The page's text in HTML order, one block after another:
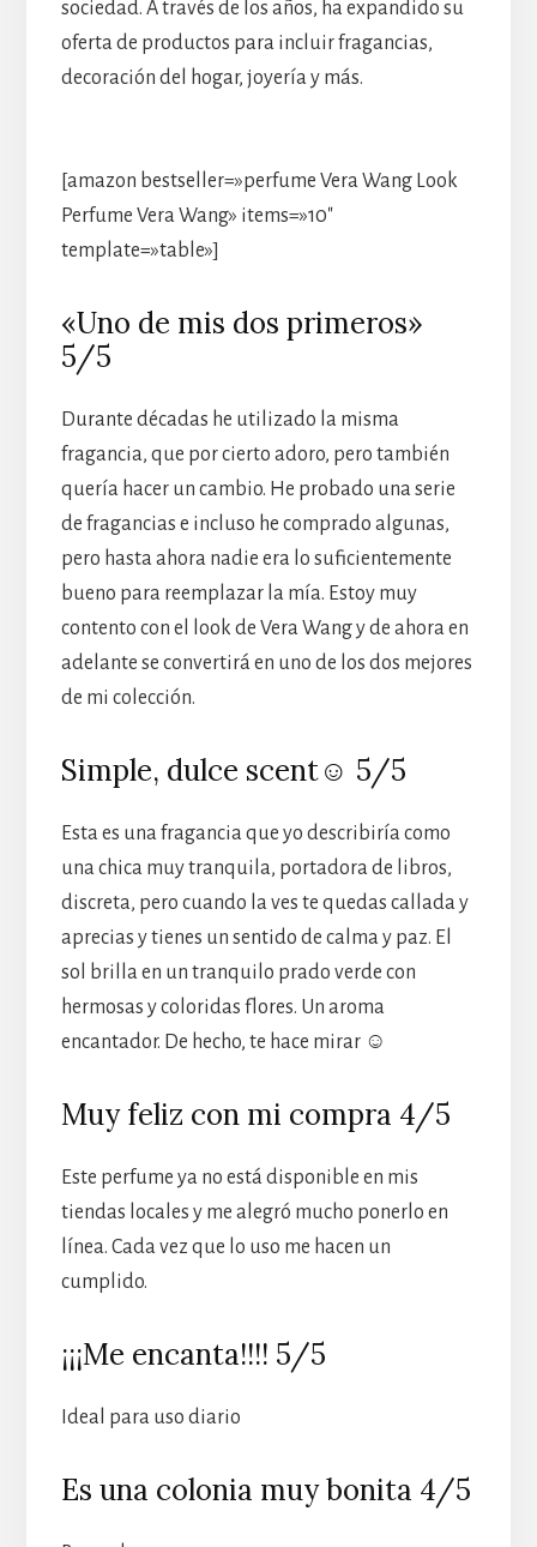
sociedad. A través de los años, ha expandido su
oferta de productos para incluir fragancias,
decoración del hogar, joyería y más.
[amazon bestseller=»perfume Vera Wang Look
Perfume Vera Wang» items=»10″
template=»table»]
«Uno de mis dos primeros»
5/5
Durante décadas he utilizado la misma
fragancia, que por cierto adoro, pero también
quería hacer un cambio. He probado una serie
de fragancias e incluso he comprado algunas,
pero hasta ahora nadie era lo suficientemente
bueno para reemplazar la mía. Estoy muy
contento con el look de Vera Wang y de ahora en
adelante se convertirá en uno de los dos mejores
de mi colección.
Simple, dulce scent☺ 5/5
Esta es una fragancia que yo describiría como
una chica muy tranquila, portadora de libros,
discreta, pero cuando la ves te quedas callada y
aprecias y tienes un sentido de calma y paz. El
sol brilla en un tranquilo prado verde con
hermosas y coloridas flores. Un aroma
encantador. De hecho, te hace mirar ☺
Muy feliz con mi compra 4/5
Este perfume ya no está disponible en mis
tiendas locales y me alegró mucho ponerlo en
línea. Cada vez que lo uso me hacen un
cumplido.
¡¡¡Me encanta!!!! 5/5
Ideal para uso diario
Es una colonia muy bonita 4/5